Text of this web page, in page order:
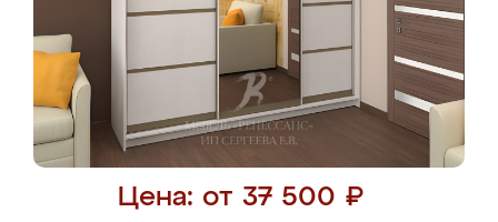
Цена: от 37 500 ₽